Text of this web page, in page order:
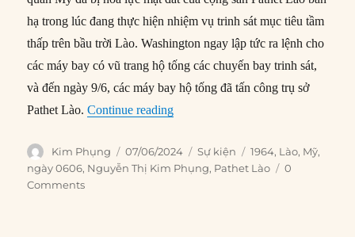
hạ trong lúc đang thực hiện nhiệm vụ trinh sát mục tiêu tầm
thấp trên bầu trời Lào. Washington ngay lập tức ra lệnh cho
các máy bay có vũ trang hộ tống các chuyến bay trinh sát,
và đến ngày 9/6, các máy bay hộ tống đã tấn công trụ sở
Pathet Lào.Continue reading“06/06/1964: Máy bay trinh sát Mỹ
Author
Kim Phụng
Posted
on
07/06/2024 Categories
Sự kiện Tags
1964, Lào, Mỹ,
ngày 0606, Nguyễn Thị Kim Phụng, Pathet Lào
0
Comments